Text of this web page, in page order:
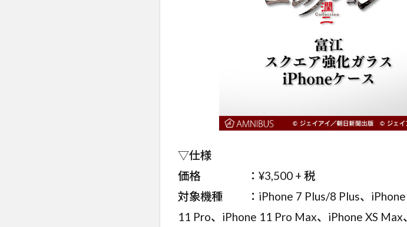
▽仕様
価格 ：¥3,500 + 税
対象機種 ：iPhone 7 Plus/8 Plus、iPhone
11 Pro、iPhone 11 Pro Max、iPhone XS